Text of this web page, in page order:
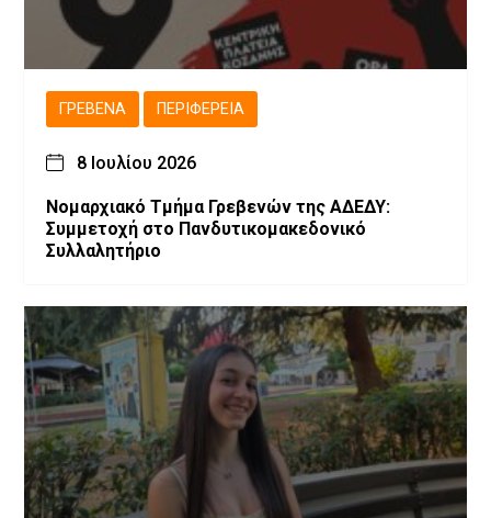
ΓΡΕΒΕΝΆ ΠΕΡΙΦΈΡΕΙΑ
8 Ιουλίου 2026
Νομαρχιακό Τμήμα Γρεβενών της ΑΔΕΔΥ:
Συμμετοχή στο Πανδυτικομακεδονικό
Συλλαλητήριο